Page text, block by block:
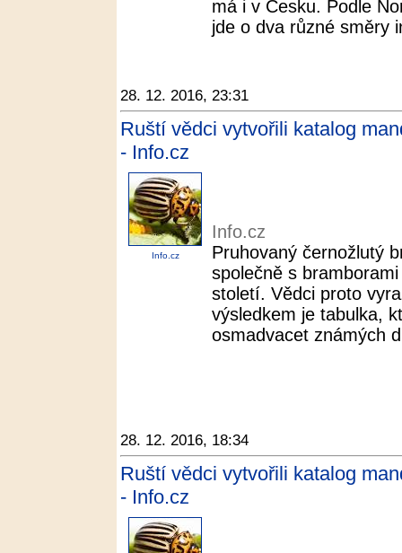
má i v Česku. Podle
jde o dva různé směry
28. 12. 2016, 23:31
Ruští vědci vytvořili katalog
- Info.cz
Info.cz
Info.cz
Pruhovaný černožlutý
společně s
století. Vědci proto
výsledkem je tabulka,
osmadvacet známých
28. 12. 2016, 18:34
Ruští vědci vytvořili katalog
- Info.cz